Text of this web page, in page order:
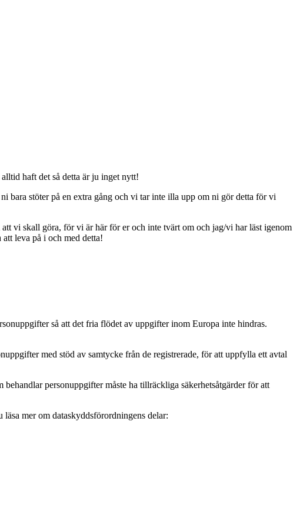
haft det så detta är ju inget nytt!
stöter på en extra gång och vi tar inte illa upp om ni gör detta för vi
vi skall göra, för vi är här för er och inte tvärt om och jag/vi har läst igenom
leva på i och med detta!
så att det fria flödet av uppgifter inom Europa inte hindras.
med stöd av samtycke från de registrerade, för att uppfylla ett avtal
personuppgifter måste ha tillräckliga säkerhetsåtgärder för att
mer om dataskyddsförordningens delar: